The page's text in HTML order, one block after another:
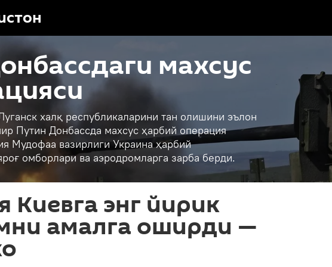
махсус
халқ республикаларини тан олишини эълон
Путин Донбассда махсус ҳарбий операция
Мудофаа вазирлиги Украина ҳарбий
омборлари ва аэродромларга зарба берди.
Киевга энг йирик
амалга оширди —